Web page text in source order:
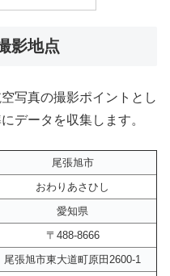
影地点
写真の撮影ポイントとし
データを収集します。
尾張旭市
おわりあさひし
愛知県
〒488-8666
尾張旭市東大道町原田2600-1